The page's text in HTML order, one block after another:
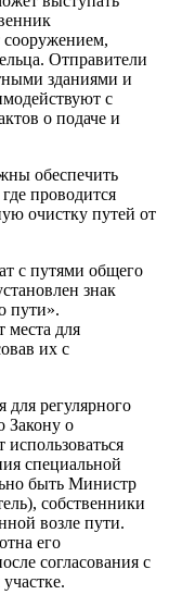
сооружением,
Отправители
зданиями и
с
о подаче и
обеспечить
проводится
очистку путей от
с путями общего
знак
пути».
места для
их с
регулярного
Закону о
специальной
быть Министр
собственники
возле пути.
его
согласования с